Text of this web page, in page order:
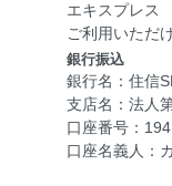
エキスプレス
ご利用いただ
銀行振込
銀行名：住信
支店名：法人
口座番号：
口座名義人：